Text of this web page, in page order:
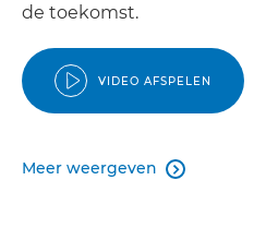
de toekomst.
VIDEO AFSPELEN
Meer weergeven 